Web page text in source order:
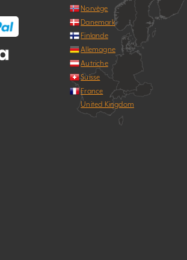
Norvège
Danemark
Finlande
Allemagne
Autriche
Suisse
France
United Kingdom